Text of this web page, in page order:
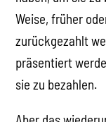
Einsparungen
Widerstand führen.
Das alles ist ein
Klasse. Eine weit